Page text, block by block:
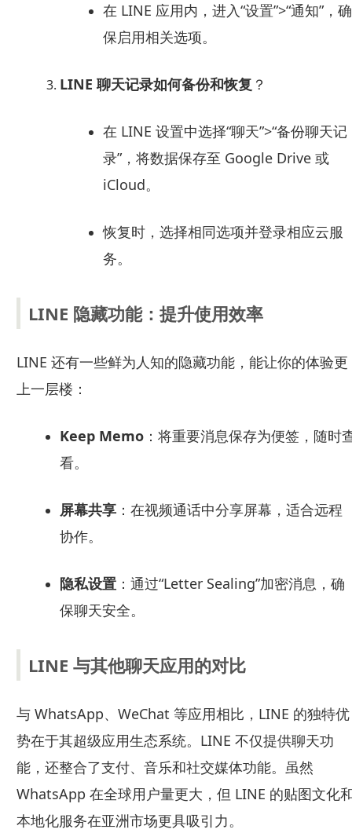
在 LINE 应用内，进入“设置”>“通知”，确
保启用相关选项。
LINE 聊天记录如何备份和恢复 ？
在 LINE 设置中选择“聊天”>“备份聊天记
录”，将数据保存至 Google Drive 或
iCloud。
恢复时，选择相同选项并登录相应云服
务。
LINE 隐藏功能：提升使用效率
LINE 还有一些鲜为人知的隐藏功能，能让你的体验更
上一层楼：
Keep Memo：将重要消息保存为便签，随时
看。
屏幕共享：在视频通话中分享屏幕，适合远程
协作。
隐私设置：通过“Letter Sealing”加密消息，确
保聊天安全。
LINE 与其他聊天应用的对比
与 WhatsApp、WeChat 等应用相比，LINE 的独特优
势在于其超级应用生态系统。LINE 不仅提供聊天功
能，还整合了支付、音乐和社交媒体功能。虽然
WhatsApp 在全球用户量更大，但 LINE 的贴图文化
本地化服务在亚洲市场更具吸引力。